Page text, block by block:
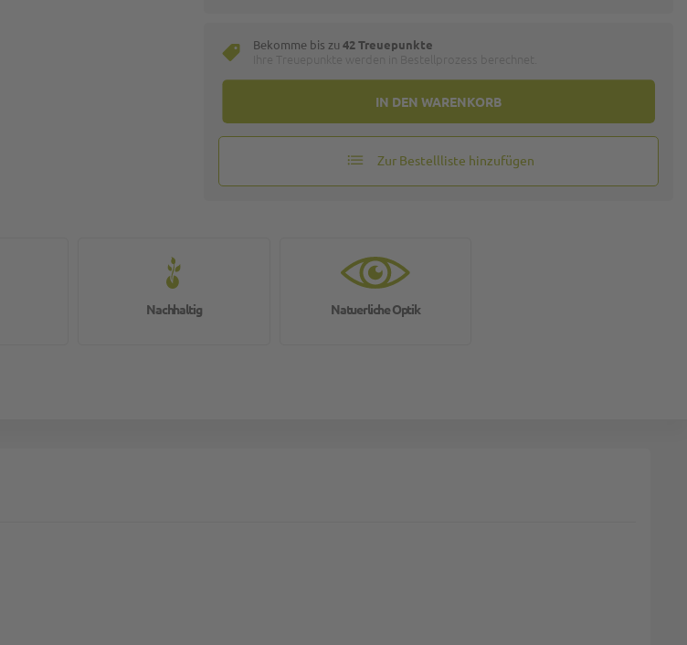
IN DEN WARENKORB
Bekomme bis zu42 Treuepunkte
Zur Bestellliste hinzufügen
Nachhaltig Natuerliche Optik